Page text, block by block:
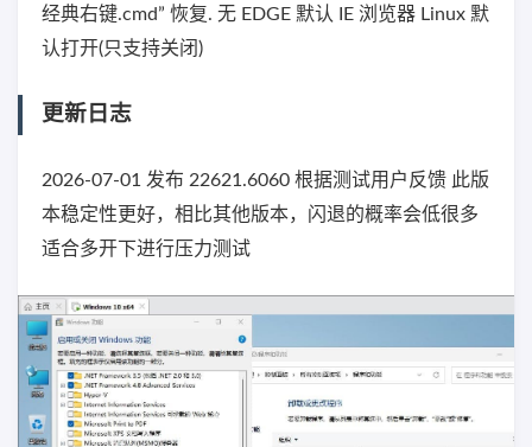
经典右键.cmd” 恢复. 无 EDGE 默认 IE 浏览器 Linux 默
认打开(只支持关闭)
更新日志
2026-07-01 发布 22621.6060 根据测试用户反馈 此版
本稳定性更好，相比其他版本，闪退的概率会低很多
适合多开下进行压力测试